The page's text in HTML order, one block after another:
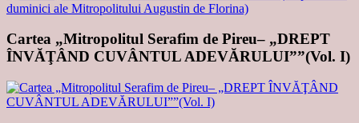
Cartea „Mitropolitul Serafim de Pireu– „DREPT
ÎNVĂŢÂND CUVÂNTUL ADEVĂRULUI””(Vol. I)